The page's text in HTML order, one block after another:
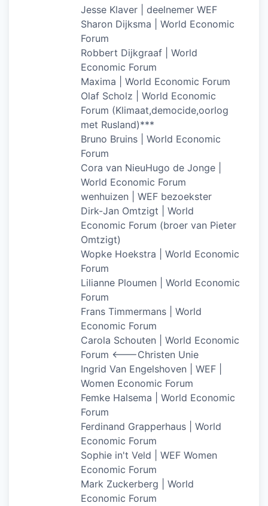
Jesse Klaver | deelnemer WEF
Sharon Dijksma | World Economic
Forum
Robbert Dijkgraaf | World
Economic Forum
Maxima | World Economic Forum
Olaf Scholz | World Economic
Forum (Klimaat,democide,oorlog
met Rusland)***
Bruno Bruins | World Economic
Forum
Cora van NieuHugo de Jonge |
World Economic Forum
wenhuizen | WEF bezoekster
Dirk-Jan Omtzigt | World
Economic Forum (broer van Pieter
Omtzigt)
Wopke Hoekstra | World Economic
Forum
Lilianne Ploumen | World Economic
Forum
Frans Timmermans | World
Economic Forum
Carola Schouten | World Economic
Forum <——-Christen Unie
Ingrid Van Engelshoven | WEF |
Women Economic Forum
Femke Halsema | World Economic
Forum
Ferdinand Grapperhaus | World
Economic Forum
Sophie in't Veld | WEF Women
Economic Forum
Mark Zuckerberg | World
Economic Forum